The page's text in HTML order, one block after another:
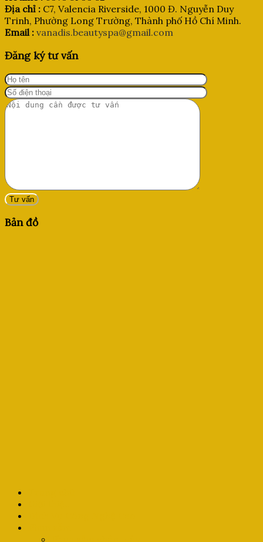
Địa chỉ : C7, Valencia Riverside, 1000 Đ. Nguyễn Duy
Trinh, Phường Long Trường, Thành phố Hồ Chí Minh.
Email : vanadis.beautyspa@gmail.com
Đăng ký tư vấn
Bản đồ